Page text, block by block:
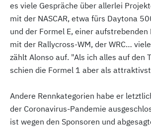
es viele Gespräche über allerlei
mit der NASCAR, etwa fürs Daytona
und der Formel E, einer aufstrebenden
mit der Rallycross-WM, der WRC…
zählt Alonso auf. "Als ich alles auf den
schien die Formel 1 aber als
Andere Rennkategorien habe er
der Coronavirus-Pandemie
ist wegen den Sponsoren und